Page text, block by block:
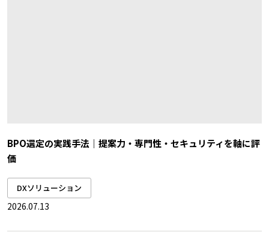
BPO選定の実践手法｜提案力・専門性・セキュリティを軸に評
価
DXソリューション
2026.07.13